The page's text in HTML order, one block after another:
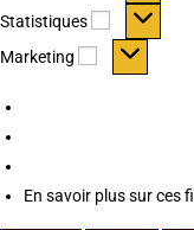
Statistiques
Marketing Marketing
En savoir plus sur ces